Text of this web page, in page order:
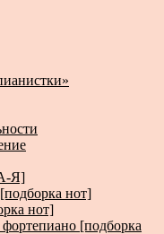
статьи…
Я]
нот]
нот]
[подборка